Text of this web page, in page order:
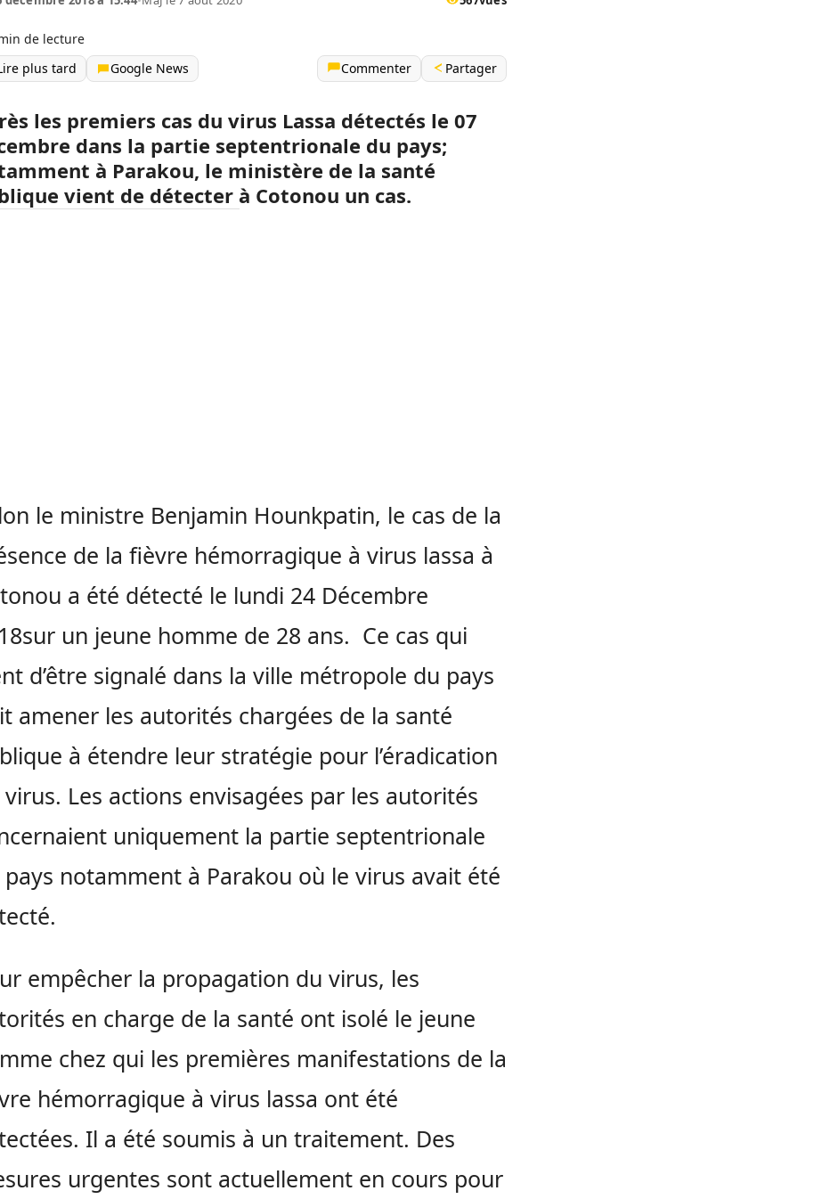
de lecture
plus tard
Google News Commenter Partager
les premiers cas du virus Lassa détectés le 07
dans la partie septentrionale du pays;
à Parakou, le ministère de la santé
vient de détecter à Cotonou un cas.
le ministre Benjamin Hounkpatin, le cas de la
de la fièvre hémorragique à virus lassa à
a été détecté le lundi 24 Décembre
un jeune homme de 28 ans. Ce cas qui
d’être signalé dans la ville métropole du pays
amener les autorités chargées de la santé
à étendre leur stratégie pour l’éradication
Les actions envisagées par les autorités
uniquement la partie septentrionale
notamment à Parakou où le virus avait été
empêcher la propagation du virus, les
en charge de la santé ont isolé le jeune
chez qui les premières manifestations de la
hémorragique à virus lassa ont été
Il a été soumis à un traitement. Des
urgentes sont actuellement en cours pour